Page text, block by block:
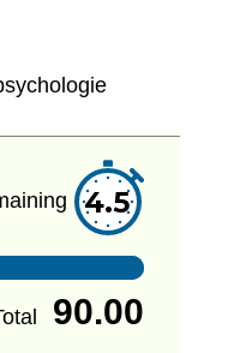
4.5
90.00